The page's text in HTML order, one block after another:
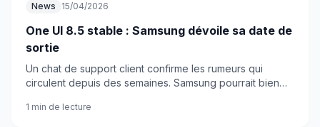
News 15/04/2026
One UI 8.5 stable : Samsung dévoile sa date de
sortie
Un chat de support client confirme les rumeurs qui
circulent depuis des semaines. Samsung pourrait bien
S25.
1 min de lecture